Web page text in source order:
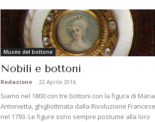
Museo del bottone
Nobili e bottoni
Redazione - 22 Aprile 2016
Siamo nel 1800 con tre bottoni con la figura di Maria
Antonietta, ghigliottinata dalla Rivoluzione Francese
nel 1793. Le figure sono sempre postume alla loro